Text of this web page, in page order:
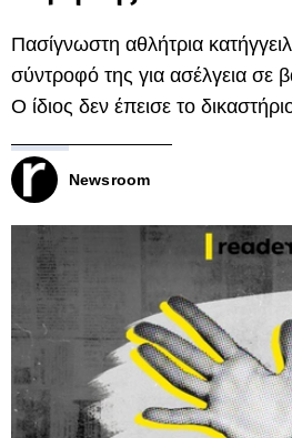
Πασίγνωστη αθλήτρια
σύντροφό της για ασέλγεια σε
Ο ίδιος δεν έπεισε το
Newsroom